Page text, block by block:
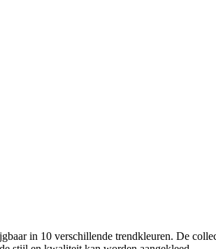
in 10 verschillende trendkleuren. De